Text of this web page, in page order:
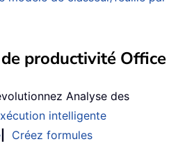
productivité Office
Analyse des
intelligente
Créez formules